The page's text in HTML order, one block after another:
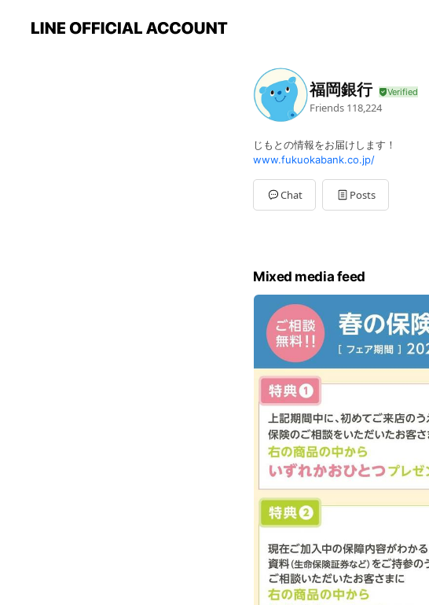
福岡銀行
Friends 118,224
じもとの情報をお届けします！
www.fukuokabank.co.jp/
Chat Posts
Mixed media feed